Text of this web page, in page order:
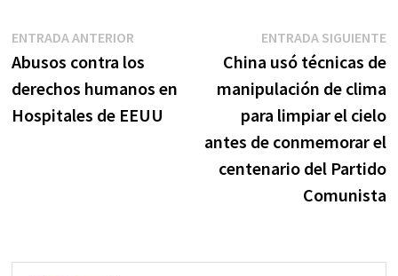
Navegación
de
entradas
ENTRADA ANTERIOREntrada
anterior:
Abusos contra los
derechos humanos en
Hospitales de EEUU
ENTRADA SIGUIENTE
China usó técnicas de
manipulación de clima
para limpiar el cielo
antes de conmemorar el
centenario del Partido
Comunista